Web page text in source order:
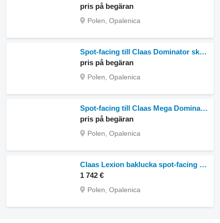
pris på begäran
Polen, Opalenica
Spot-facing till Claas Dominator skördetröska
pris på begäran
Polen, Opalenica
Spot-facing till Claas Mega Dominator 86 skördetröska
pris på begäran
Polen, Opalenica
Claas Lexion baklucka spot-facing till Claas Lexion skördetröska
1 742 €
Polen, Opalenica